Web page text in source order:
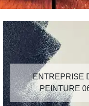
ENTREPRISE
PEINTURE